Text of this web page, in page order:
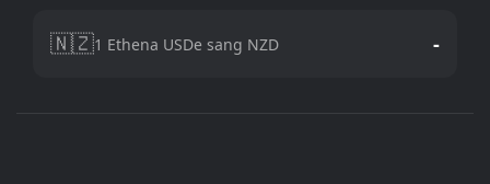
🇳🇿1 Ethena USDe sang NZD -